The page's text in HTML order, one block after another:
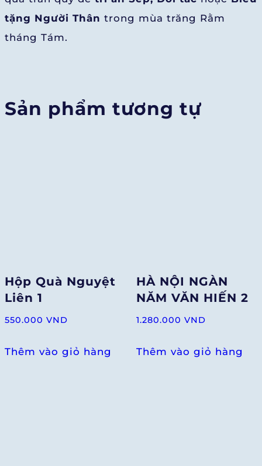
tặng Người Thân trong mùa trăng Rằm
tháng Tám.
Sản phẩm tương tự
Hộp Quà Nguyệt
Liên 1
550.000 VND
Thêm vào giỏ hàng
HÀ NỘI NGÀN
NĂM VĂN HIẾN 2
1.280.000 VND
Thêm vào giỏ hàng